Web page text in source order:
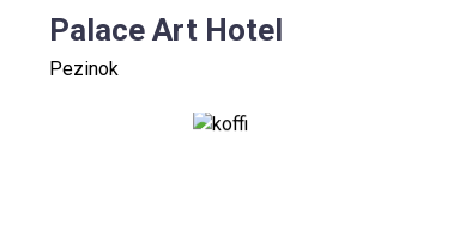
Palace Art Hotel
Pezinok